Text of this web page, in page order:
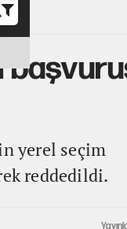
yerel seçim
reddedildi.